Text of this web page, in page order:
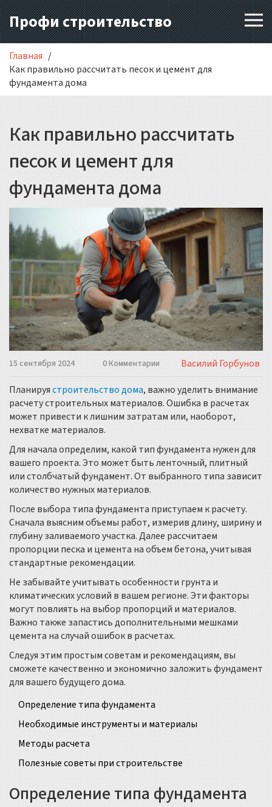
Профи строительство
Главная
Как правильно рассчитать песок и цемент для
фундамента дома
Как правильно рассчитать
песок и цемент для
фундамента дома
15 сентября 2024 0 Комментарии
Василий Горбунов
Планируястроительство дома, важно уделить внимание
расчету строительных материалов. Ошибка в расчетах
может привести к лишним затратам или, наоборот,
нехватке материалов.
Для начала определим, какой тип фундамента нужен для
вашего проекта. Это может быть ленточный, плитный
или столбчатый фундамент. От выбранного типа зависит
количество нужных материалов.
После выбора типа фундамента приступаем к расчету.
Сначала выясним объемы работ, измерив длину, ширину и
глубину заливаемого участка. Далее рассчитаем
пропорции песка и цемента на объем бетона, учитывая
стандартные рекомендации.
Не забывайте учитывать особенности грунта и
климатических условий в вашем регионе. Эти факторы
могут повлиять на выбор пропорций и материалов.
Важно также запастись дополнительными мешками
цемента на случай ошибок в расчетах.
Следуя этим простым советам и рекомендациям, вы
сможете качественно и экономично заложить фундамент
для вашего будущего дома.
Определение типа фундамента
Необходимые инструменты и материалы
Методы расчета
Полезные советы при строительстве
Определение типа фундамента